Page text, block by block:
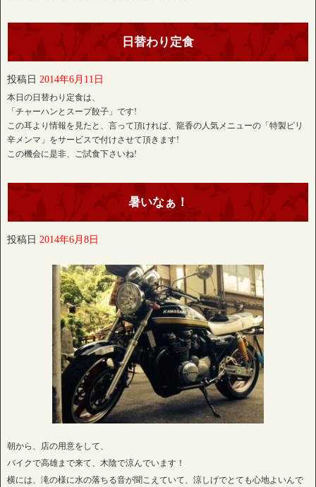
日替わり定食
投稿日 2014年6月11日
本日の日替わり定食は、
「チャーハンとスープ餃子」です!
この耳より情報を見たと、言って頂ければ、龍香の人気メニューの「特製ピリ
辛メンマ」をサービスで付けさせて頂きます!
この機会に是非、ご試食下さいね!
暑いなぁ！
投稿日 2014年6月8日
朝から、店の用意をして、
バイクで高雄まで来て、木陰で涼んでいます！
横には、滝の様に水の落ちる音が聞こえていて、涼しげでとても心地よいんで